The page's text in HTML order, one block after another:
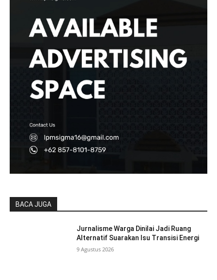
BACA JUGA
Jurnalisme Warga Dinilai Jadi Ruang
Alternatif Suarakan Isu Transisi Energi
9 Agustus 2026